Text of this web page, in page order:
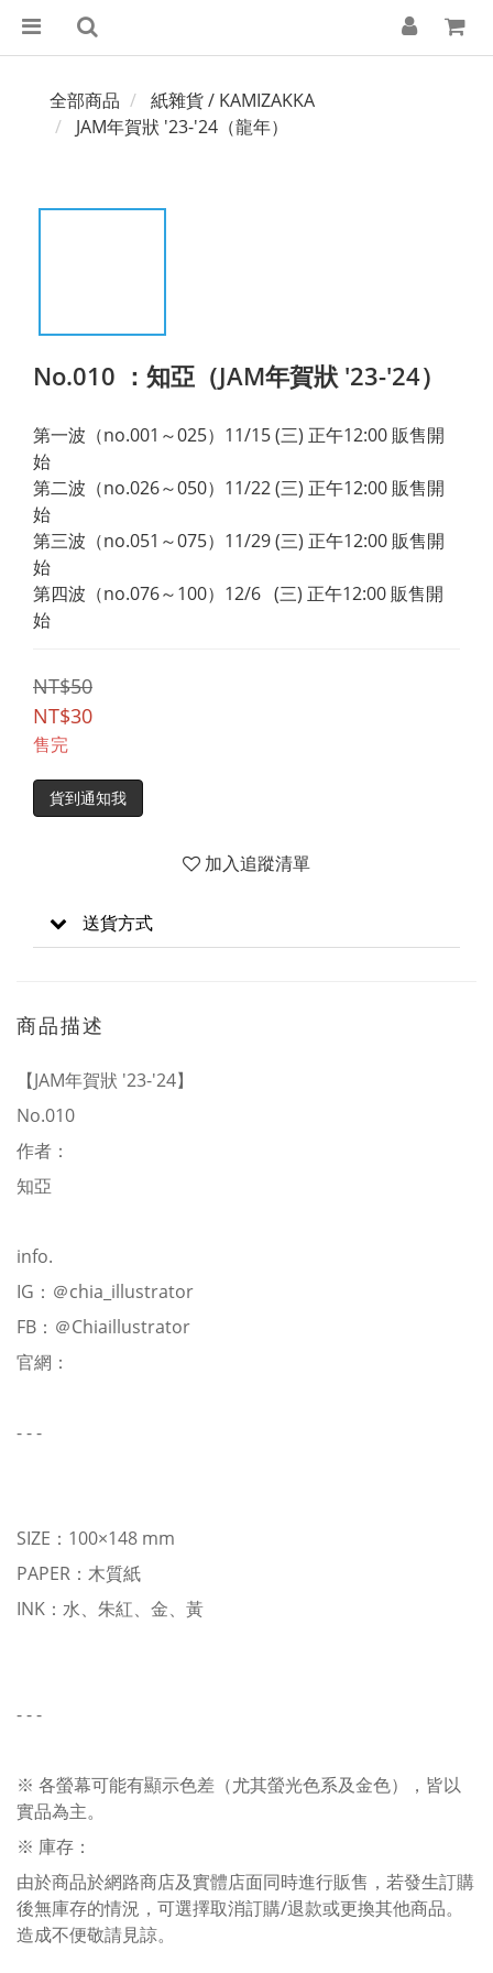
全部商品
紙雜貨 / KAMIZAKKA
JAM年賀狀 '23-'24（龍年）
No.010 ：知亞（JAM年賀狀 '23-'24）
第一波（no.001～025）11/15 (三) 正午12:00 販售開
始
第二波（no.026～050）11/22 (三) 正午12:00 販售開
始
第三波（no.051～075）11/29 (三) 正午12:00 販售開
始
第四波（no.076～100）12/6   (三) 正午12:00 販售開
始
NT$50
NT$30
售完
貨到通知我
加入追蹤清單
送貨方式
商品描述
【JAM年賀狀 '23-'24】
No.010
作者：
知亞
info.
IG： ＠chia_illustrator
FB： ＠Chiaillustrator
官網：
- - -
SIZE：100×148 mm
PAPER：木質紙
INK：水、朱紅、金、黃
- - -
※ 各螢幕可能有顯示色差（尤其螢光色系及金色），皆以
實品為主。
※ 庫存：
由於商品於網路商店及實體店面同時進行販售，若發生訂購
後無庫存的情況，可選擇取消訂購/退款或更換其他商品。
造成不便敬請見諒。